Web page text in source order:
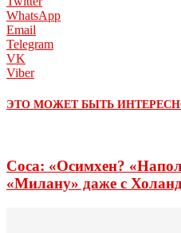
WhatsApp
Email
Telegram
VK
Viber
ЭТО МОЖЕТ БЫТЬ
Соса: «Осимхен?
«Милану» даже с